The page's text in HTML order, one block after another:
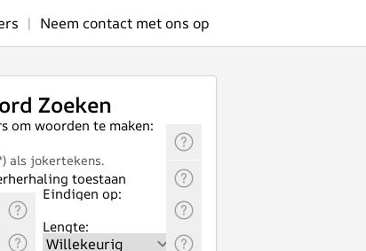
| Neem contact met ons op
Zoeken
om woorden te maken:
als jokertekens.
toestaan
Eindigen op:
Lengte: